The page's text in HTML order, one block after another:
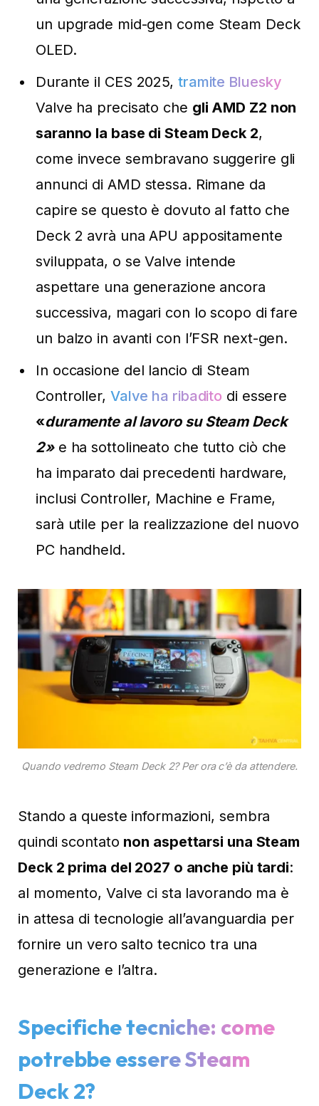
un upgrade mid-gen come Steam Deck
OLED.
Durante il CES 2025, tramite Bluesky
Valve ha precisato che gli AMD Z2 non
saranno la base di Steam Deck 2,
come invece sembravano suggerire gli
annunci di AMD stessa. Rimane da
capire se questo è dovuto al fatto che
Deck 2 avrà una APU appositamente
sviluppata, o se Valve intende
aspettare una generazione ancora
successiva, magari con lo scopo di fare
un balzo in avanti con l’FSR next-gen.
In occasione del lancio di Steam
Controller, Valve ha ribadito di essere
«duramente al lavoro su Steam Deck
2»e ha sottolineato che tutto ciò che
ha imparato dai precedenti hardware,
inclusi Controller, Machine e Frame,
sarà utile per la realizzazione del nuovo
PC handheld.
Quando vedremo Steam Deck 2? Per ora c’è da attendere.
Stando a queste informazioni, sembra
quindi scontato non aspettarsi una Steam
Deck 2 prima del 2027 o anche più tardi:
al momento, Valve ci sta lavorando ma è
in attesa di tecnologie all’avanguardia per
fornire un vero salto tecnico tra una
generazione e l’altra.
Specifiche tecniche: come
potrebbe essere Steam
Deck 2?